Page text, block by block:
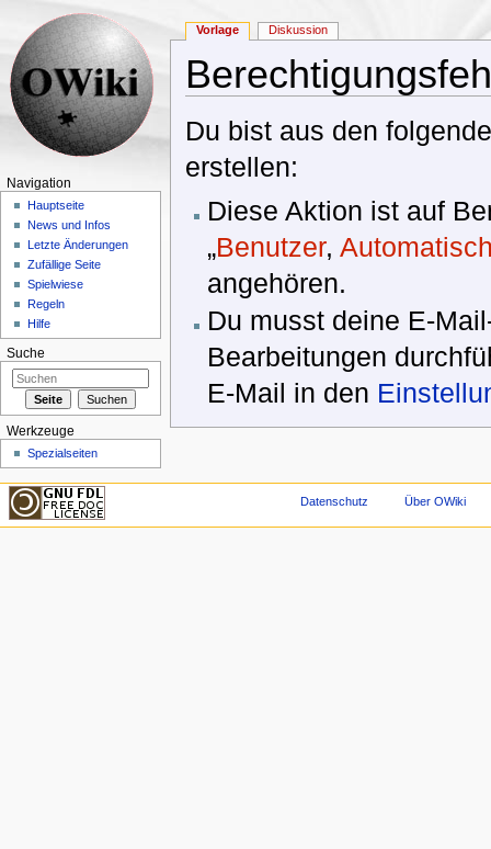
Du bist aus den
erstellen:
Diese Aktion ist auf
„Benutzer,
angehören.
Du musst deine E-
Bearbeitungen
E-Mail in den
Vorlage Diskussion
Navigation
Hauptseite
News und Infos
Letzte Änderungen
Zufällige Seite
Spielwiese
Regeln
Hilfe
Suche
Werkzeuge
Spezialseiten
Datenschutz Über OWiki